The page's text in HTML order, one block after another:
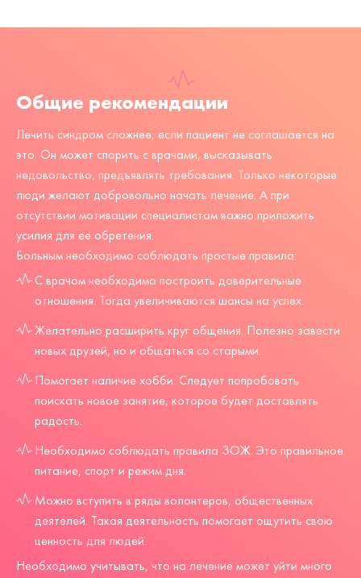
Общие рекомендации
Лечить синдром сложнее, если пациент не соглашается на
это. Он может спорить с врачами, высказывать
недовольство, предъявлять требования. Только некоторые
люди желают добровольно начать лечение. А при
отсутствии мотивации специалистам важно приложить
усилия для ее обретения.
Больным необходимо соблюдать простые правила:
С врачом необходимо построить доверительные
отношения. Тогда увеличиваются шансы на успех.
Желательно расширить круг общения. Полезно завести
новых друзей, но и общаться со старыми.
Помогает наличие хобби. Следует попробовать
поискать новое занятие, которое будет доставлять
радость.
Необходимо соблюдать правила ЗОЖ. Это правильное
питание, спорт и режим дня.
Можно вступить в ряды волонтеров, общественных
деятелей. Такая деятельность помогает ощутить свою
ценность для людей.
Необходимо учитывать, что на лечение может уйти много